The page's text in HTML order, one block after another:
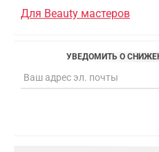
Для Beauty мастеров
УВЕДОМИТЬ О